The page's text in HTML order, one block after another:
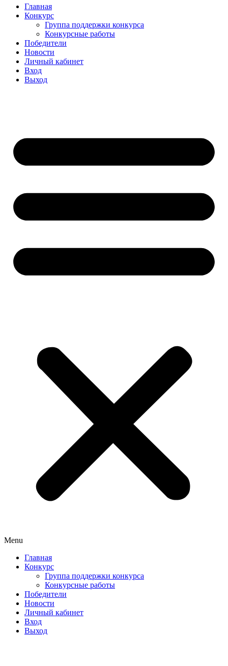
Главная
Конкурс
Группа поддержки конкурса
Конкурсные работы
Победители
Новости
Личный кабинет
Вход
Выход
Menu
Главная
Конкурс
Группа поддержки конкурса
Конкурсные работы
Победители
Новости
Личный кабинет
Вход
Выход